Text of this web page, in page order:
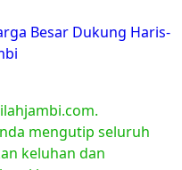
Besar Dukung Haris-
mengutip seluruh
keluhan dan